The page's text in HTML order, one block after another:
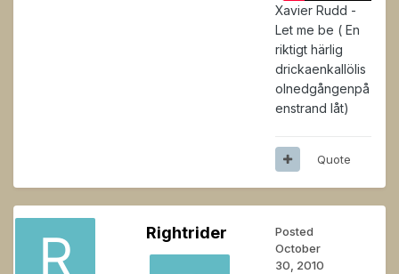
Xavier Rudd -
Let me be ( En
riktigt härlig
drickaenkallölis
olnedgångenpå
enstrand låt)
Quote
Rightrider
Posted
October
30, 2010